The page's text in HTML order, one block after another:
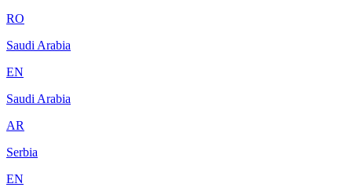
RO
Saudi Arabia
EN
Saudi Arabia
AR
Serbia
EN